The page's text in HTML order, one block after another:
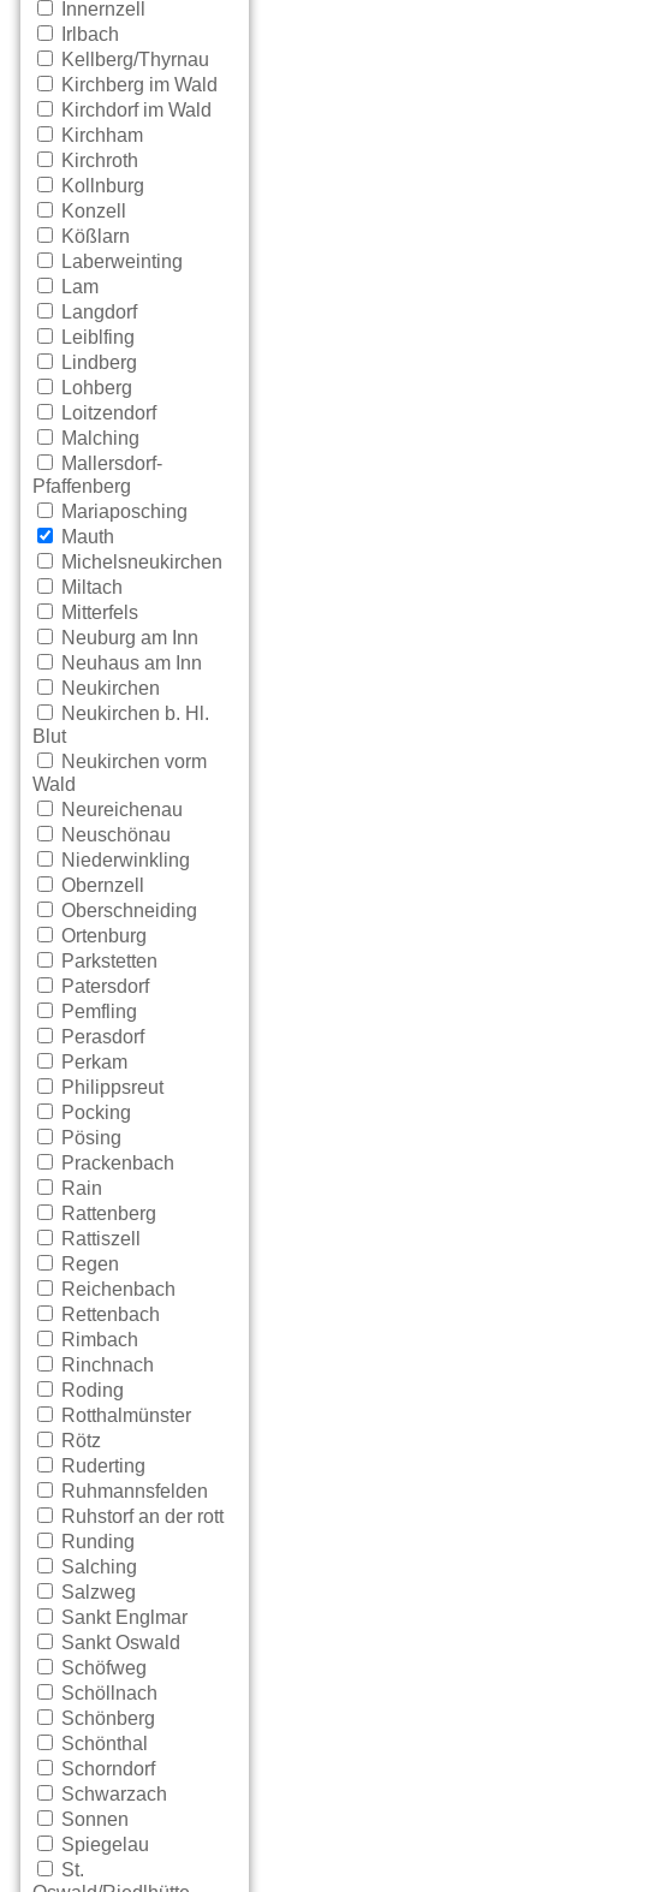
Innernzell
Irlbach
Kellberg/Thyrnau
Kirchberg im Wald
Kirchdorf im Wald
Kirchham
Kirchroth
Kollnburg
Konzell
Kößlarn
Laberweinting
Lam
Langdorf
Leiblfing
Lindberg
Lohberg
Loitzendorf
Malching
Mallersdorf-
Pfaffenberg
Mariaposching
Mauth
Michelsneukirchen
Miltach
Mitterfels
Neuburg am Inn
Neuhaus am Inn
Neukirchen
Neukirchen b. Hl.
Blut
Neukirchen vorm
Wald
Neureichenau
Neuschönau
Niederwinkling
Obernzell
Oberschneiding
Ortenburg
Parkstetten
Patersdorf
Pemfling
Perasdorf
Perkam
Philippsreut
Pocking
Pösing
Prackenbach
Rain
Rattenberg
Rattiszell
Regen
Reichenbach
Rettenbach
Rimbach
Rinchnach
Roding
Rotthalmünster
Rötz
Ruderting
Ruhmannsfelden
Ruhstorf an der rott
Runding
Salching
Salzweg
Sankt Englmar
Sankt Oswald
Schöfweg
Schöllnach
Schönberg
Schönthal
Schorndorf
Schwarzach
Sonnen
Spiegelau
St.